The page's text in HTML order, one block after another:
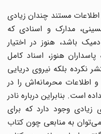
مستند چندان زیادی
مدارک و اسنادی که
باشد، هنوز در اختیار
هنوز، اسناد کامل
نکرده بلکه نیروی دریایی
محرمانه‌اش را در
است. بنابراین درباره نادر
وجود دارد که برای
به منابعی چون کتاب